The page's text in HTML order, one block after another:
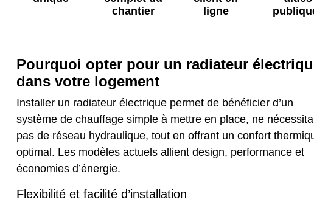
chantier
ligne
Pourquoi opter pour un radiateur
dans votre logement
Installer un radiateur électrique permet de bénéficier d’un
système de chauffage simple à mettre en place, ne
pas de réseau hydraulique, tout en offrant un confort
optimal. Les modèles actuels allient design, performance et
économies d’énergie.
Flexibilité et facilité d’installation